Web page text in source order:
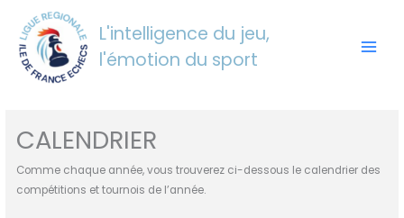
contenu
L'intelligence du jeu,
l'émotion du sport
CALENDRIER
Comme chaque année, vous trouverez ci-dessous le calendrier des
compétitions et tournois de l’année.